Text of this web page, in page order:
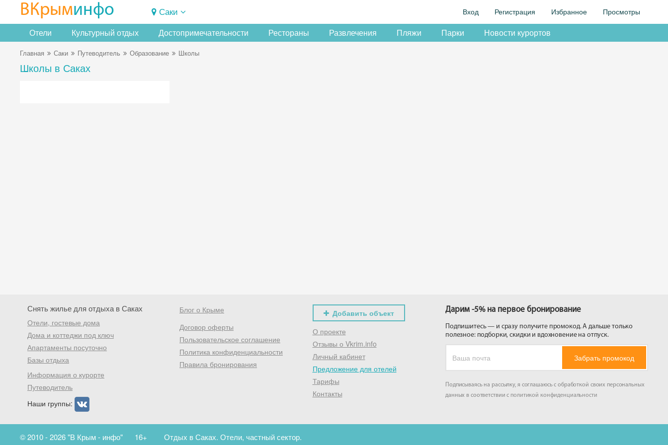
ВКрыминфо Саки Вход Регистрация Избранное Просмотры
Отели Культурный отдых Достопримечательности Рестораны Развлечения Пляжи Парки Новости курортов
Главная Саки Путеводитель Образование Школы
Школы в Саках
Снять жилье для отдыха в Саках
Отели, гостевые дома
Дома и коттеджи под ключ
Апартаменты посуточно
Базы отдыха
Информация о курорте
Путеводитель
Наши группы:
Блог о Крыме
Договор оферты
Пользовательское соглашение
Политика конфиденциальности
Правила бронирования
Добавить объект
О проекте
Отзывы о Vkrim.info
Личный кабинет
Предложение для отелей
Тарифы
Контакты
Дарим -5% на первое бронирование
Подпишитесь — и сразу получите промокод. А дальше только
полезное: подборки, скидки и вдохновение на отпуск.
Забрать промокод
Подписываясь на рассылку, я соглашаюсь с обработкой своих персональных
данных в соответствии с политикой конфиденциальности
© 2010 - 2026 "В Крым - инфо" 16+ Отдых в Саках. Отели, частный сектор.